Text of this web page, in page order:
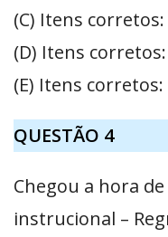
(C) Itens corretos:
(D) Itens corretos:
(E) Itens corretos:
QUESTÃO 4
Chegou a hora
instrucional –